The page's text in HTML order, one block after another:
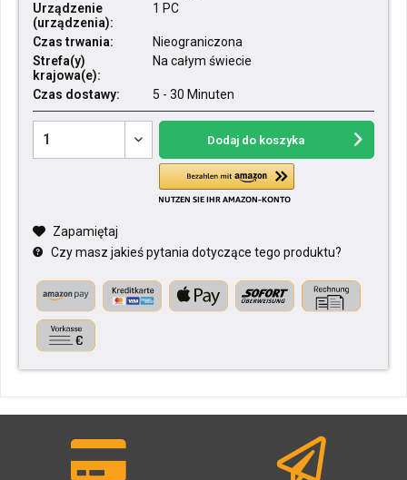
Urządzenie
(urządzenia):
1 PC
Czas trwania:
Nieograniczona
Strefa(y)
krajowa(e):
Na całym świecie
Czas dostawy: 5 - 30 Minuten
Dodaj do koszyka
Zapamiętaj
Czy masz jakieś pytania dotyczące tego produktu?